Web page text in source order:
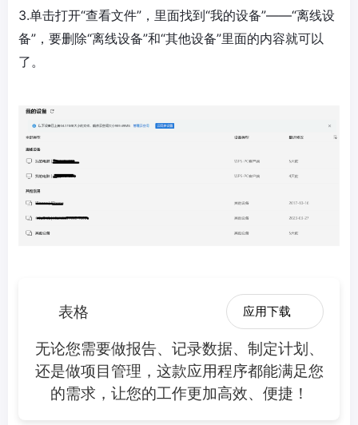
3.单击打开“查看文件”，里面找到“我的设备”——“离线设
备”，要删除“离线设备”和“其他设备”里面的内容就可以
了。
表格 应用下载
无论您需要做报告、记录数据、制定计划、
还是做项目管理，这款应用程序都能满足您
的需求，让您的工作更加高效、便捷！